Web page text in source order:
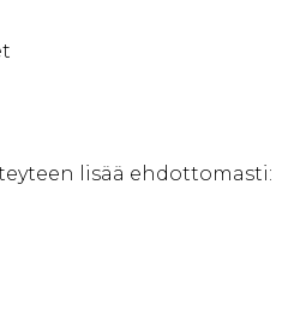
lisää ehdottomasti: